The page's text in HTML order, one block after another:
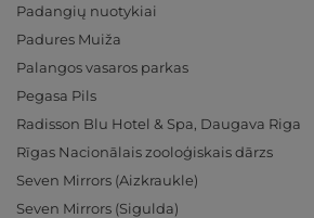
Padangių nuotykiai
Padures Muiža
Palangos vasaros parkas
Pegasa Pils
Radisson Blu Hotel & Spa, Daugava Riga
Rīgas Nacionālais zooloģiskais dārzs
Seven Mirrors (Aizkraukle)
Seven Mirrors (Sigulda)